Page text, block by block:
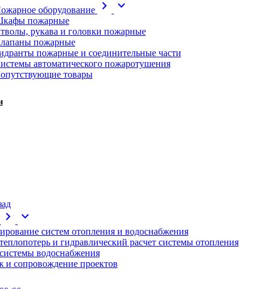
оборудование
chevron_right expand_more
пожарные
рукава и головки пожарные
пожарные
пожарные и соединительные части
автоматического пожаротушения
товары
chevron_right expand_more
систем отопления и водоснабжения
и гидравлический расчет системы отопления
водоснабжения
и сопровождение проектов